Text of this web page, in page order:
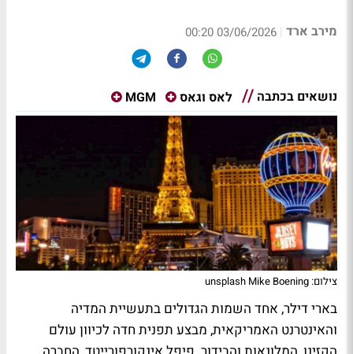
מירב ארד |
03/06/2026 00:20
נושאים בכתבה לאס וגאס MGM
צילום: unsplash Mike Boening
בארי דילר, אחד השמות הגדולים בתעשיית המדיה
והאינטרנט האמריקאית, מבצע תפנית חדה לכיוון עולם